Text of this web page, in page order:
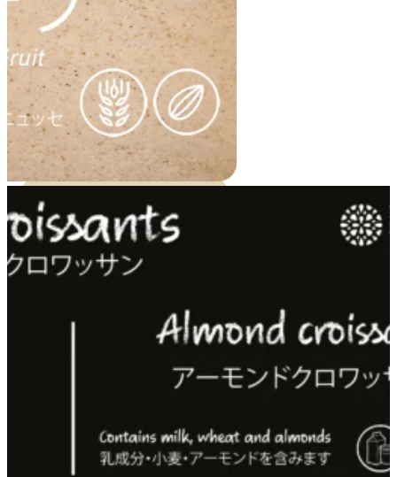
ラベルにお店のロゴやお好みのグラフィックを入れてカ